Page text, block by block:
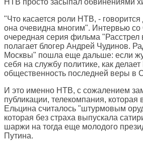
НТВ просто засыпал обвинениями
"Что касается роли НТВ, - говорится
она очевидна многим". Интервью со
очередная серия фильма
полагает блогер Андрей Чудинов.
Москвы" пошла еще дальше: если
себя на службу политике, как
общественность последней веры в
И это именно НТВ, с сожалением
публикации, телекомпания,
Ельцина считалось "штурмовым
которая без страха выпускала
шаржи на тогда еще молодого
Путина.